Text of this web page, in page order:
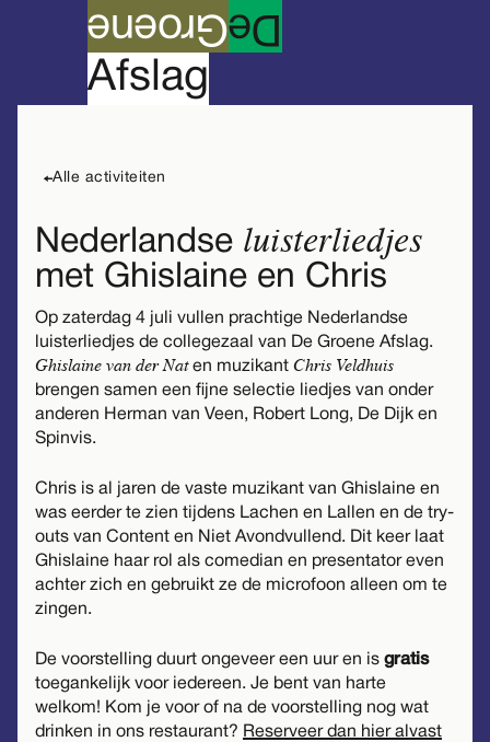
G
roene D
e
Afslag
Alle activiteiten
Nederlandse luisterliedjes
met Ghislaine en Chris
Op zaterdag 4 juli vullen prachtige Nederlandse
luisterliedjes de collegezaal van De Groene Afslag.
Ghislaine van der Naten muzikant Chris Veldhuis
brengen samen een fijne selectie liedjes van onder
anderen Herman van Veen, Robert Long, De Dijk en
Spinvis.
Chris is al jaren de vaste muzikant van Ghislaine en
was eerder te zien tijdens Lachen en Lallen en de try-
outs van Content en Niet Avondvullend. Dit keer laat
Ghislaine haar rol als comedian en presentator even
achter zich en gebruikt ze de microfoon alleen om te
zingen.
De voorstelling duurt ongeveer een uur en is gratis
toegankelijk voor iedereen. Je bent van harte
welkom! Kom je voor of na de voorstelling nog wat
drinken in ons restaurant? Reserveer dan hier alvast